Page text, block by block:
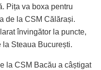
Pița va boxa pentru
de la CSM Călărași.
învingător la puncte,
Steaua București.
la CSM Bacău a câștigat